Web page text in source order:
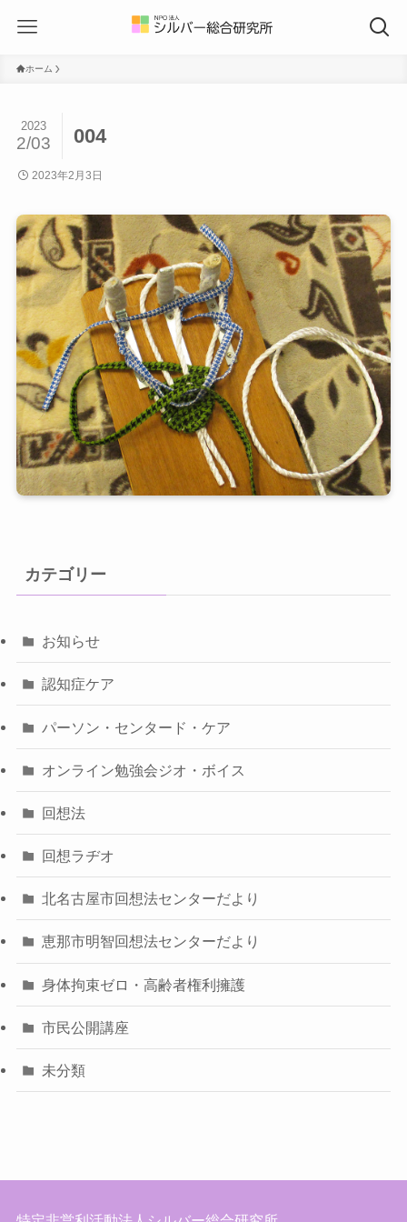
ホーム
004
2023
2/03
2023年2月3日
カテゴリー
お知らせ
認知症ケア
パーソン・センタード・ケア
オンライン勉強会ジオ・ボイス
回想法
回想ラヂオ
北名古屋市回想法センターだより
恵那市明智回想法センターだより
身体拘束ゼロ・高齢者権利擁護
市民公開講座
未分類